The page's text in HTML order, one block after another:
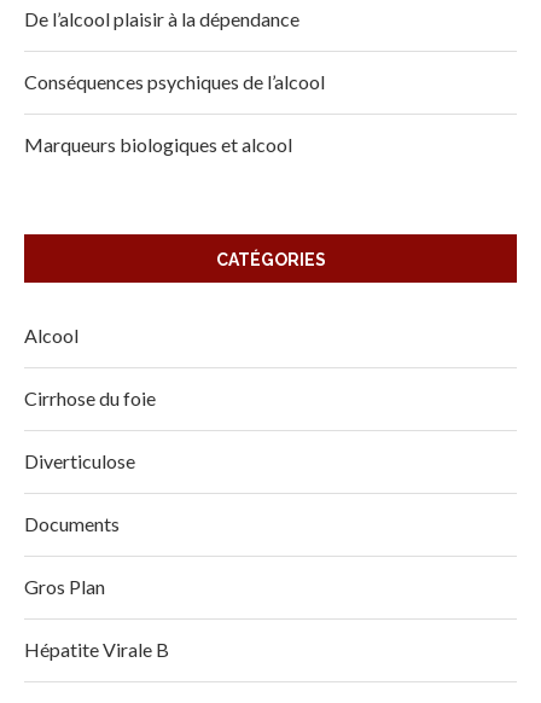
De l’alcool plaisir à la dépendance
Conséquences psychiques de l’alcool
Marqueurs biologiques et alcool
CATÉGORIES
Alcool
Cirrhose du foie
Diverticulose
Documents
Gros Plan
Hépatite Virale B